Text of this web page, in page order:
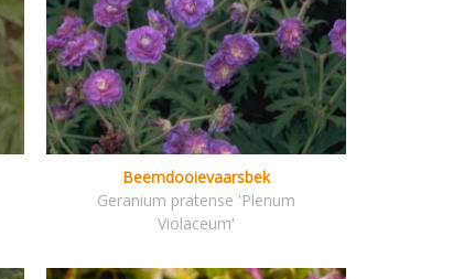
Beemdooievaarsbek
Geranium pratense 'Plenum
Violaceum'